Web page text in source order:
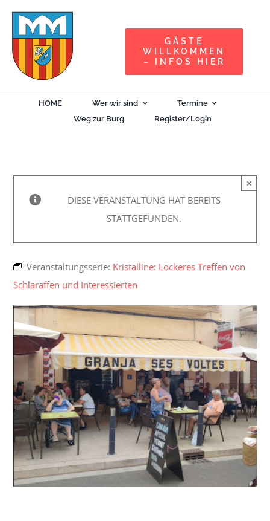
Zum
springen
GÄSTE
WILLKOMMEN
– INFOS HIER
HOME Wer wir sind
Termine
Weg zur Burg
Register/Login
DIESE VERANSTALTUNG HAT BEREITS
STATTGEFUNDEN.
×
Veranstaltungsserie: Kristalline: Lockeres Treffen von
Schlaraffen und Interessierten